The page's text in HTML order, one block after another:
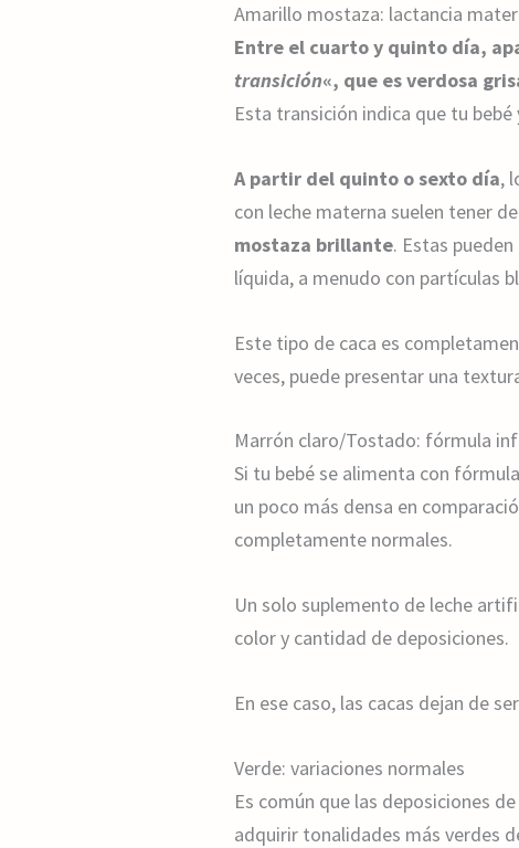
Amarillo mostaza: lactancia
Entre el cuarto y quinto día,
transición«, que es verdosa
Esta transición indica que tu
A partir del quinto o sexto día,
con leche materna suelen tener
mostaza brillante. Estas
líquida, a menudo con partículas
Este tipo de caca es
veces, puede presentar una
Marrón claro/Tostado: fórmula
Si tu bebé se alimenta con
un poco más densa en
completamente normales.
Un solo suplemento de leche
color y cantidad de deposiciones.
En ese caso, las cacas dejan de
Verde: variaciones normales
Es común que las deposiciones
adquirir tonalidades más verdes